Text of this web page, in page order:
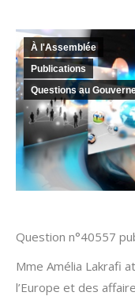
À l'Assemblée
Publications
Questions au
Question n°40557
Mme Amélia Lakrafi
l’Europe et des